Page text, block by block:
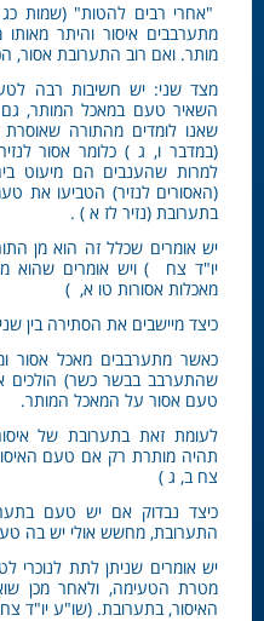
"אחרי רבים להטות" (שמות כג
מתערבבים איסור והיתר
מותר. ואם רוב התערובת אסור,
מצד שני: יש חשיבות רבה
השאיר טעם במאכל המותר, גם
שאנו לומדים מהתורה
(במדבר ו, ג ) כלומר אסור
למרות שהענבים הם מיעוט
(האסורים לנזיר) הטביעו את
בתערובת (נזיר לז א ) .
יש אומרים שכלל זה הוא מן
יו"ד צח ) ויש אומרים שהוא
מאכלות אסורות טו א, )
כיצד מיישבים את הסתירה בין
כאשר מתערבבים מאכל אסור
שהתערבב בבשר כשר) הולכים
טעם אסור על המאכל המותר.
לעומת זאת בתערובת של
תהיה מותרת רק אם טעם
צח ב, ג )
כיצד נבדוק אם יש טעם
התערובת, מחשש אולי יש בה
יש אומרים שניתן לתת לנוכרי
מטרת הטעימה, ולאחר מכן
האיסור, בתערובת. (שו"ע יו"ד